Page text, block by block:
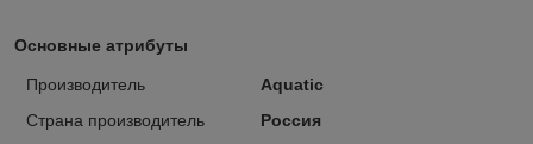
Основные атрибуты
Производитель
Aquatic
Страна производитель
Россия